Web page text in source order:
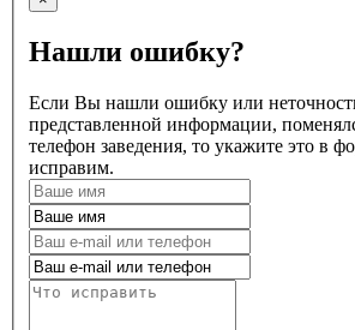
Нашли ошибку?
Если Вы нашли ошибку или
представленной информации,
телефон заведения, то укажите это в
исправим.